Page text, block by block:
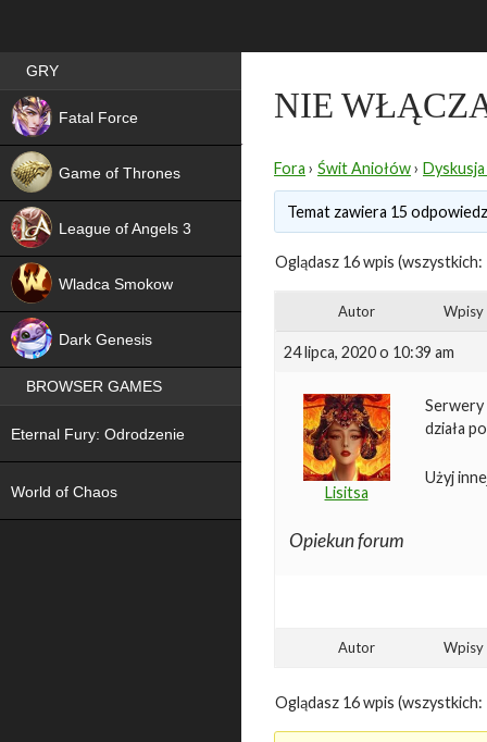
NIE
Fora › Świt Aniołów›
Temat zawiera 15
Oglądasz 16 wpis (wszystkich:
Autor Wpisy
24 lipca, 2020 o 10:39 am
Lisitsa
Opiekun forum
Serwery
działa
Użyj
Autor Wpisy
Oglądasz 16 wpis (wszystkich:
Best RPG games in Poland
GRY
Fatal Force
Game of Thrones
League of Angels 3
Wladca Smokow
Dark Genesis
BROWSER GAMES
Eternal Fury: Odrodzenie
World of Chaos